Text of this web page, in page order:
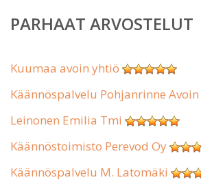
PARHAAT ARVOSTELUT
Kuumaa avoin yhtiö
Käännöspalvelu Pohjanrinne
Leinonen Emilia Tmi
Käännöstoimisto Perevod Oy
Käännöspalvelu M. Latomäki